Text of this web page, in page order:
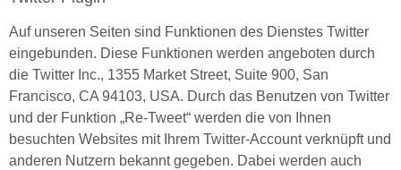
Auf unseren Seiten sind Funktionen des Dienstes Twitter
eingebunden. Diese Funktionen werden angeboten durch
die Twitter Inc., 1355 Market Street, Suite 900, San
Francisco, CA 94103, USA. Durch das Benutzen von Twitter
und der Funktion „Re-Tweet“ werden die von Ihnen
besuchten Websites mit Ihrem Twitter-Account verknüpft und
anderen Nutzern bekannt gegeben. Dabei werden auch